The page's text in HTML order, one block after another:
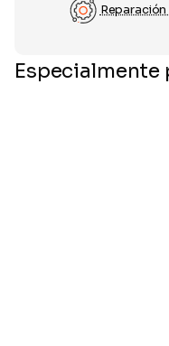
Especialmente